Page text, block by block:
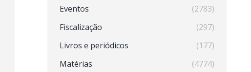
Eventos
(2783)
Fiscalização
(297)
Livros e periódicos
(177)
Matérias
(4774)